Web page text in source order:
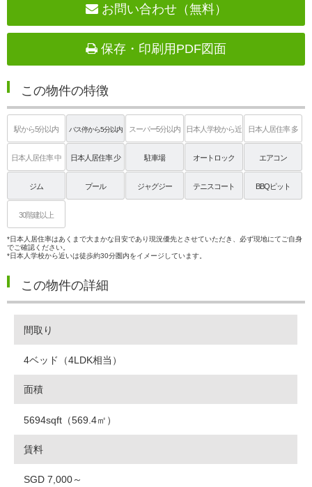
お問い合わせ（無料）
保存・印刷用PDF図面
この物件の特徴
駅から5分以内 バス停から5分以内 スーパー5分以内 日本人学校から近
い
日本人居住率 多
日本人居住率 中 日本人居住率 少 駐車場 オートロック エアコン
ジム プール ジャグジー テニスコート BBQピット
30階建以上
*日本人居住率はあくまで大まかな目安であり現況優先とさせていただき、必ず現地にてご自身
でご確認ください。
*日本人学校から近いは徒歩約30分圏内をイメージしています。
この物件の詳細
間取り
4ベッド（4LDK相当）
面積
5694sqft（569.4㎡）
賃料
SGD 7,000～